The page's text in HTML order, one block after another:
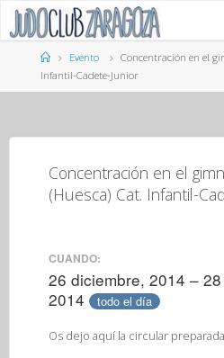
Saltar
contenidoPágina
de
Inicio
Evento
Concentración en el
Infantil-Cadete-Junior
Concentración en el
(Huesca) Cat. Infantil-
CUANDO:
26 diciembre, 2014 –
2014
todo el día
Os dejo aquí la circular preparada